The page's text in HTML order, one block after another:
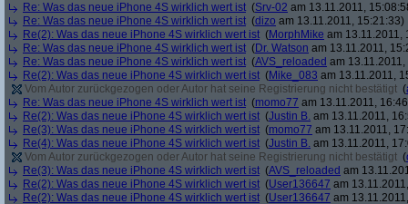
Re: Was das neue iPhone 4S wirklich wert ist (Srv-02 am 13.11.2011,
Re: Was das neue iPhone 4S wirklich wert ist (dizo am 13.11.2011, 15:21:33)
Re(2): Was das neue iPhone 4S wirklich wert ist (MorphMike am 13.11.2011,
Re: Was das neue iPhone 4S wirklich wert ist (Dr. Watson am 13.11.2011,
Re: Was das neue iPhone 4S wirklich wert ist (AVS_reloaded am
Re(2): Was das neue iPhone 4S wirklich wert ist (Mike_083 am 13.11.2011,
Vom Autor zurückgezogen oder Autor hat seine Registrierung nicht bestätigt (
Re: Was das neue iPhone 4S wirklich wert ist (momo77 am 13.11.2011,
Re(2): Was das neue iPhone 4S wirklich wert ist (Justin B. am 13.11.2011,
Re(3): Was das neue iPhone 4S wirklich wert ist (momo77 am 13.11.2011,
Re(4): Was das neue iPhone 4S wirklich wert ist (Justin B. am 13.11.2011,
Vom Autor zurückgezogen oder Autor hat seine Registrierung nicht bestätigt (
Re(3): Was das neue iPhone 4S wirklich wert ist (AVS_reloaded am
Re(2): Was das neue iPhone 4S wirklich wert ist (User136647 am
Re(2): Was das neue iPhone 4S wirklich wert ist (User136647 am